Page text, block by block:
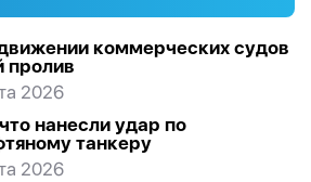
коммерческих судов
пролив
2026
нанесли удар по
танкеру
2026